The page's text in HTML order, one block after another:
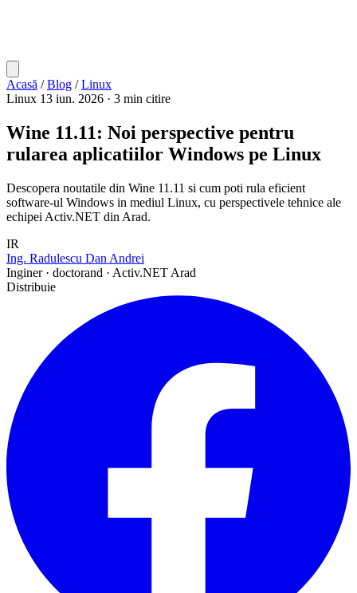
Acasă / Blog / Linux
Linux 13 iun. 2026 · 3 min citire
Wine 11.11: Noi perspective pentru
rularea aplicatiilor Windows pe Linux
Descopera noutatile din Wine 11.11 si cum poti rula eficient
software-ul Windows in mediul Linux, cu perspectivele tehnice ale
echipei Activ.NET din Arad.
IR
Ing. Radulescu Dan Andrei
Inginer · doctorand · Activ.NET Arad
Distribuie